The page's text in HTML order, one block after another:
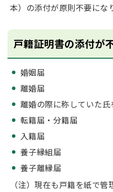
本）の添付が原則不要にな
戸籍証明書の添付が
婚姻届
離婚届
離婚の際に称していた氏
転籍届・分籍届
入籍届
養子縁組届
養子離縁届
（注）現在も戸籍を紙で